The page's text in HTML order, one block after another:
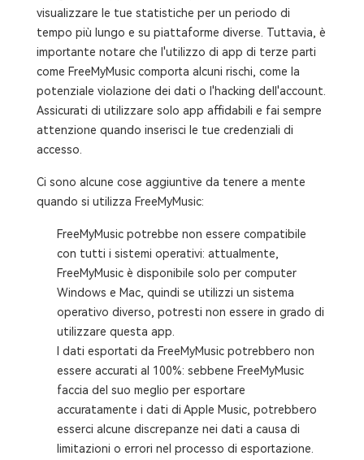
visualizzare le tue statistiche per un periodo di
tempo più lungo e su piattaforme diverse. Tuttavia, è
importante notare che l'utilizzo di app di terze parti
come FreeMyMusic comporta alcuni rischi, come la
potenziale violazione dei dati o l'hacking dell'account.
Assicurati di utilizzare solo app affidabili e fai sempre
attenzione quando inserisci le tue credenziali di
accesso.
Ci sono alcune cose aggiuntive da tenere a mente
quando si utilizza FreeMyMusic:
FreeMyMusic potrebbe non essere compatibile
con tutti i sistemi operativi: attualmente,
FreeMyMusic è disponibile solo per computer
Windows e Mac, quindi se utilizzi un sistema
operativo diverso, potresti non essere in grado di
utilizzare questa app.
I dati esportati da FreeMyMusic potrebbero non
essere accurati al 100%: sebbene FreeMyMusic
faccia del suo meglio per esportare
accuratamente i dati di Apple Music, potrebbero
esserci alcune discrepanze nei dati a causa di
limitazioni o errori nel processo di esportazione.